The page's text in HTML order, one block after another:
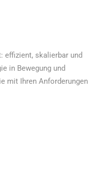
effizient, skalierbar und
in Bewegung und
mit Ihren Anforderungen